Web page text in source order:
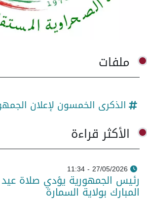
ملفات
الذكرى الخمسون لإعلان
الأكثر قراءة
27/05/2026 - 11:34
رئيس الجمهورية يؤدي صلاة
المبارك بولاية السمارة